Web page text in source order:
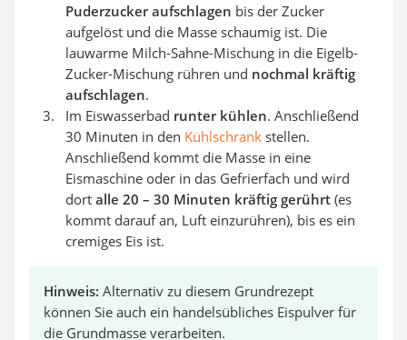
Puderzucker aufschlagen bis der Zucker
aufgelöst und die Masse schaumig ist. Die
lauwarme Milch-Sahne-Mischung in die Eigelb-
Zucker-Mischung rühren und nochmal kräftig
aufschlagen.
Im Eiswasserbad runter kühlen. Anschließend
30 Minuten in den Kühlschrank stellen.
Anschließend kommt die Masse in eine
Eismaschine oder in das Gefrierfach und wird
dort alle 20 – 30 Minuten kräftig gerührt (es
kommt darauf an, Luft einzurühren), bis es ein
cremiges Eis ist.
Hinweis: Alternativ zu diesem Grundrezept
können Sie auch ein handelsübliches Eispulver für
die Grundmasse verarbeiten.